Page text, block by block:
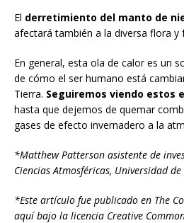
El derretimiento del manto de
afectará también a la diversa flora y
En general, esta ola de calor es un
de cómo el ser humano está
Tierra. Seguiremos viendo estos
hasta que dejemos de quemar
gases de efecto invernadero a la
*Matthew Patterson asistente de
Ciencias Atmosféricas, Universidad
*Este artículo fue publicado en The
aquí bajo la licencia Creative